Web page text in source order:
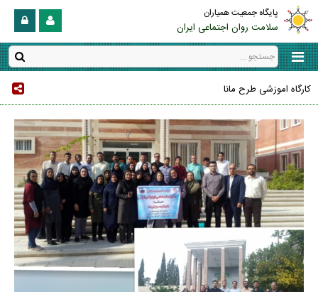
پایگاه جمعیت همیاران
سلامت روان اجتماعی ایران
کارگاه اموزشی طرح مانا